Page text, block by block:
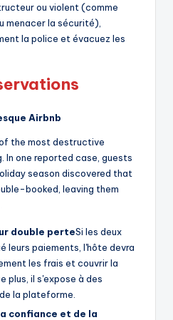
ou violent (comme
menacer la sécurité),
la police et évacuez les
Airbnb
the most destructive
In one reported case, guests
season discovered that
booked, leaving them
double perteSi les deux
leurs paiements, l'hôte devra
les frais et couvrir la
plus, il s'expose à des
la plateforme.
confiance et de la